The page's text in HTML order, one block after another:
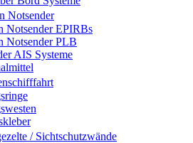
Notsender
Notsender EPIRBs
Notsender PLB
AIS Systeme
/ Sichtschutzwände